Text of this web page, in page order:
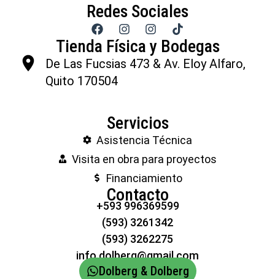
Redes Sociales
Tienda Física y Bodegas
De Las Fucsias 473 & Av. Eloy Alfaro,
Quito 170504
Servicios
Asistencia Técnica
Visita en obra para proyectos
Financiamiento
Contacto
+593 996369599
(593) 3261342
(593) 3262275
info.dolberg@gmail.com
Dolberg & Dolberg